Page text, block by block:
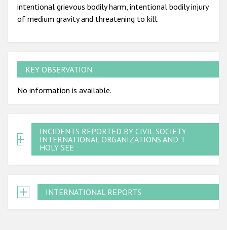
intentional grievous bodily harm, intentional bodily injury
of medium gravity and threatening to kill.
KEY OBSERVATION
No information is available.
INCIDENTS REPORTED BY CIVIL SOCIETY,
INTERNATIONAL ORGANIZATIONS AND THE
HOLY SEE
INTERNATIONAL REPORTS